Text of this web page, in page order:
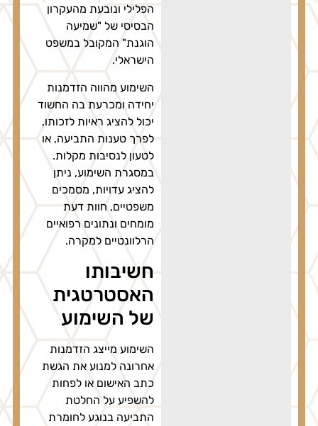
הפלילי ונובעת מהעקרון
הבסיסי של "שמיעה
הוגנת" המקובל במשפט
הישראלי.
השימוע מהווה הזדמנות
יחידה ומכרעת בה החשוד
יכול להציג ראיות לזכותו,
לפרך טענות התביעה, או
לטעון לנסיבות מקלות.
במסגרת השימוע, ניתן
להציג עדויות, מסמכים
משפטיים, חוות דעת
מומחים ונתונים רפואיים
הרלוונטיים למקרה.
חשיבותו
האסטרטגית
של השימוע
השימוע מייצג הזדמנות
אחרונה למנוע את הגשת
כתב האישום או לפחות
להשפיע על החלטת
התביעה בנוגע לחומרת